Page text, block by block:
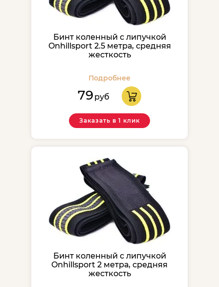
Бинт коленный с липучкой
Onhillsport 2.5 метра, средняя
жесткость
Подробнее
79 руб
Заказать в 1 клик
Бинт коленный с липучкой
Onhillsport 2 метра, средняя
жесткость